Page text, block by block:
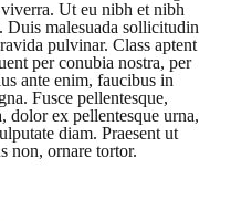
Ut eu nibh et nibh
malesuada sollicitudin
pulvinar. Class aptent
per conubia nostra, per
ante enim, faucibus in
Fusce pellentesque,
dolor ex pellentesque urna,
diam. Praesent ut
non, ornare tortor.